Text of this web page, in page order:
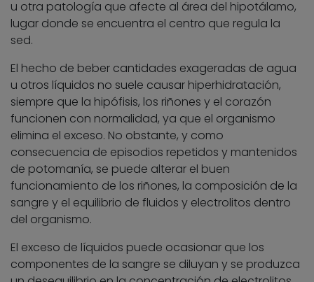
u otra patología que afecte al área del hipotálamo,
lugar donde se encuentra el centro que regula la
sed.
El hecho de beber cantidades exageradas de agua
u otros líquidos no suele causar hiperhidratación,
siempre que la hipófisis, los riñones y el corazón
funcionen con normalidad, ya que el organismo
elimina el exceso. No obstante, y como
consecuencia de episodios repetidos y mantenidos
de potomanía, se puede alterar el buen
funcionamiento de los riñones, la composición de la
sangre y el equilibrio de fluidos y electrolitos dentro
del organismo.
El exceso de líquidos puede ocasionar que los
componentes de la sangre se diluyan y se produzca